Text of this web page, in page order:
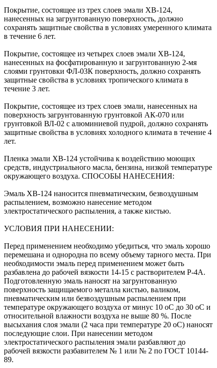
Покрытие, состоящее из трех слоев эмали ХВ-124,
нанесенных на загрунтованную поверхность, должно
сохранять защитные свойства в условиях умеренного климата
в течение 6 лет.
Покрытие, состоящее из четырех слоев эмали ХВ-124,
нанесенных на фосфатированную и загрунтованную 2-мя
слоями грунтовки ФЛ-03К поверхность, должно сохранять
защитные свойства в условиях тропического климата в
течение 3 лет.
Покрытие, состоящее из трех слоев эмали, нанесенных на
поверхность загрунтованную грунтовкой АК-070 или
грунтовкой ВЛ-02 с алюминиевой пудрой, должно сохранять
защитные свойства в условиях холодного климата в течение 4
лет.
Пленка эмали ХВ-124 устойчива к воздействию моющих
средств, индустриального масла, бензина, низкой температуре
окружающего воздуха. СПОСОБЫ НАНЕСЕНИЯ:
Эмаль ХВ-124 наносится пневматическим, безвоздушным
распылением, возможно нанесение методом
электростатического распыления, а также кистью.
УСЛОВИЯ ПРИ НАНЕСЕНИИ:
Перед применением необходимо убедиться, что эмаль хорошо
перемешана и однородна по всему объему тарного места. При
необходимости эмаль перед применением может быть
разбавлена до рабочей вязкости 14-15 с растворителем Р-4А.
Подготовленную эмаль наносят на загрунтованную
поверхность защищаемого металла кистью, валиком,
пневматическим или безвоздушным распылением при
температуре окружающего воздуха от минус 10 оС до 30 оС и
относительной влажности воздуха не выше 80 %. После
высыхания слоя эмали (2 часа при температуре 20 оС) наносят
последующие слои. При нанесении методом
электростатического распыления эмали разбавляют до
рабочей вязкости разбавителем № 1 или № 2 по ГОСТ 10144-
89.